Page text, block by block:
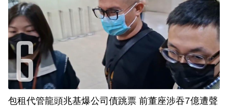
包租代管龍頭兆基爆公司債跳票 前董座涉吞7億遭聲